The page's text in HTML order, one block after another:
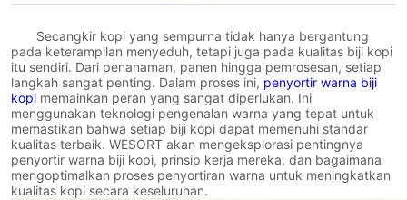
Secangkir kopi yang sempurna tidak hanya bergantung
pada keterampilan menyeduh, tetapi juga pada kualitas biji kopi
itu sendiri. Dari penanaman, panen hingga pemrosesan, setiap
langkah sangat penting. Dalam proses ini, penyortir warna biji
kopi memainkan peran yang sangat diperlukan. Ini
menggunakan teknologi pengenalan warna yang tepat untuk
memastikan bahwa setiap biji kopi dapat memenuhi standar
kualitas terbaik. WESORT akan mengeksplorasi pentingnya
penyortir warna biji kopi, prinsip kerja mereka, dan bagaimana
mengoptimalkan proses penyortiran warna untuk meningkatkan
kualitas kopi secara keseluruhan.